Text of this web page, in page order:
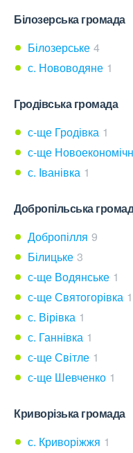
Білозерська громада
Білозерське 4
с. Нововодяне 1
Гродівська громада
с-ще Гродівка 1
с-ще
с. Іванівка 1
Добропільська
Добропілля 9
Білицьке 3
с-ще Водянське 1
с-ще Святогорівка 1
с. Вірівка 1
с. Ганнівка 1
с-ще Світле 1
с-ще Шевченко 1
Криворізька громада
с. Криворіжжя 1